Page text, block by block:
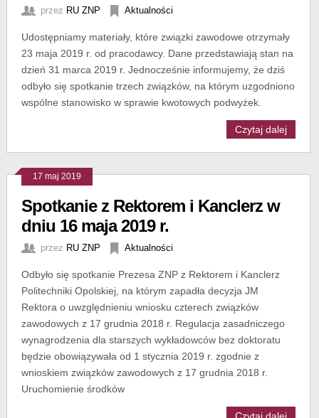
przez RU ZNP Aktualności
Udostępniamy materiały, które związki zawodowe otrzymały
23 maja 2019 r. od pracodawcy. Dane przedstawiają stan na
dzień 31 marca 2019 r. Jednocześnie informujemy, że dziś
odbyło się spotkanie trzech związków, na którym uzgodniono
wspólne stanowisko w sprawie kwotowych podwyżek.
Czytaj dalej
17 maj 2019
Spotkanie z Rektorem i Kanclerz w
dniu 16 maja 2019 r.
przez RU ZNP Aktualności
Odbyło się spotkanie Prezesa ZNP z Rektorem i Kanclerz
Politechniki Opolskiej, na którym zapadła decyzja JM
Rektora o uwzględnieniu wniosku czterech związków
zawodowych z 17 grudnia 2018 r. Regulacja zasadniczego
wynagrodzenia dla starszych wykładowców bez doktoratu
będzie obowiązywała od 1 stycznia 2019 r. zgodnie z
wnioskiem związków zawodowych z 17 grudnia 2018 r.
Uruchomienie środków